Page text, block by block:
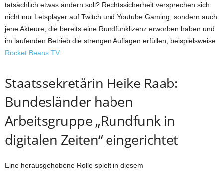
tatsächlich etwas ändern soll? Rechtssicherheit versprechen sich
nicht nur Letsplayer auf Twitch und Youtube Gaming, sondern auch
jene Akteure, die bereits eine Rundfunklizenz erworben haben und
im laufenden Betrieb die strengen Auflagen erfüllen, beispielsweise
Rocket Beans TV.
Staatssekretärin Heike Raab:
Bundesländer haben
Arbeitsgruppe „Rundfunk in
digitalen Zeiten“ eingerichtet
Eine herausgehobene Rolle spielt in diesem